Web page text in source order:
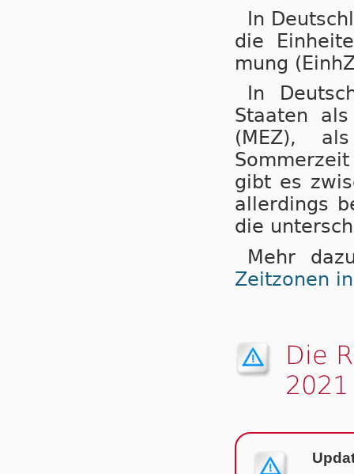
In
die
mung
In
Staaten
(MEZ),
gibt es
aller­dings
die
Mehr
Zeitzonen
Die
2021